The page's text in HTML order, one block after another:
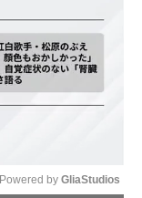
Powered by GliaStudios